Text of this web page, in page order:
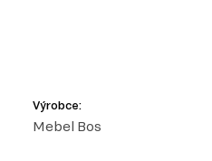
Výrobce:
Mebel Bos